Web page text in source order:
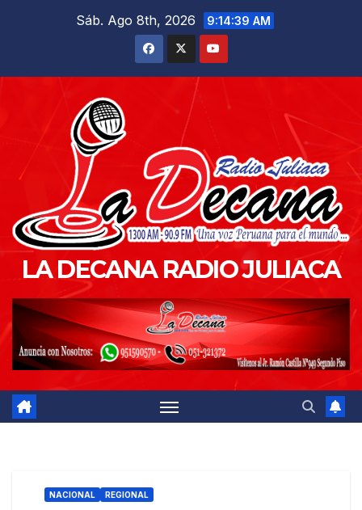
Sáb. Ago 8th, 2026 9:14:40 AM
LA DECANA RADIO JULIACA
NACIONAL REGIONAL